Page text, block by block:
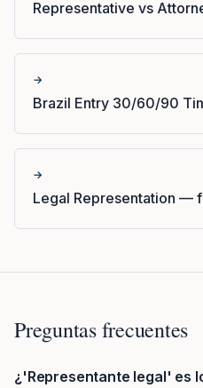
Representative vs
→
Brazil Entry 30/60/90
→
Legal Representation —
Preguntas frecuentes
¿'Representante legal' es